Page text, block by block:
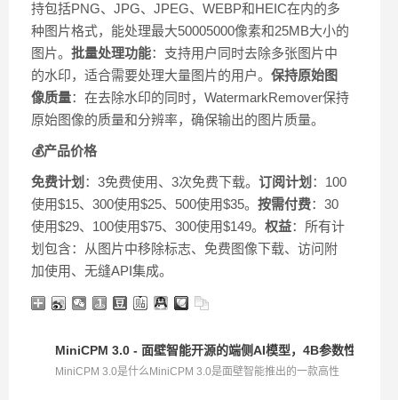
持包括PNG、JPG、JPEG、WEBP和HEIC在内的多
种图片格式，能处理最大50005000像素和25MB大小的
图片。 批量处理功能：支持用户同时去除多张图片中
的水印，适合需要处理大量图片的用户。 保持原始图
像质量：在去除水印的同时，WatermarkRemover保持
原始图像的质量和分辨率，确保输出的图片质量。
💰产品价格
免费计划 ：3免费使用、3次免费下载。 订阅计划 ：100
使用$15、300使用$25、500使用$35。 按需付费：30
使用$29、100使用$75、300使用$149。 权益：所有计
划包含：从图片中移除标志、免费图像下载、访问附
加使用、无缝API集成。
MiniCPM 3.0 - 面壁智能开源的端侧AI模型，4B参数性能超越
MiniCPM 3.0是什么MiniCPM 3.0是面壁智能推出的一款高性